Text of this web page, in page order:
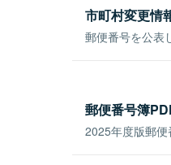
市町村変更情
郵便番号を公表
郵便番号簿
2025年度版郵便